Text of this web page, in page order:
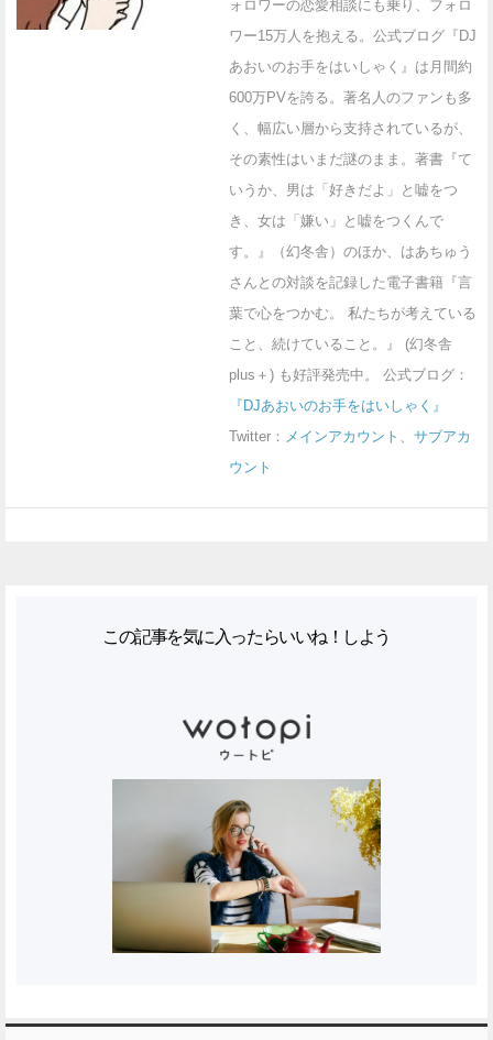
ォロワーの恋愛相談にも乗り、フォロ
ワー15万人を抱える。公式ブログ『DJ
あおいのお手をはいしゃく』は月間約
600万PVを誇る。著名人のファンも多
く、幅広い層から支持されているが、
その素性はいまだ謎のまま。著書『て
いうか、男は「好きだよ」と嘘をつ
き、女は「嫌い」と嘘をつくんで
す。』（幻冬舎）のほか、はあちゅう
さんとの対談を記録した電子書籍『言
葉で心をつかむ。 私たちが考えている
こと、続けていること。』 (幻冬舎
plus＋) も好評発売中。 公式ブログ：
『DJあおいのお手をはいしゃく』
Twitter： メインアカウント
サブアカ
ウント
この記事を気に入ったらいいね！しよう